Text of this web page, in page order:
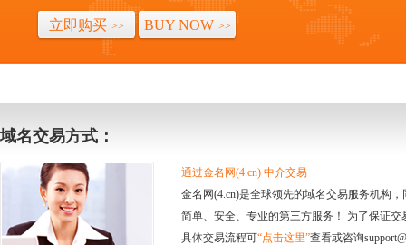
立即购买 >> BUY NOW >>
域名交易方式：
通过金名网(4.cn) 中介交易
金名网(4.cn)是全球领先的域名交易服务机构
简单、安全、专业的第三方服务！ 为了保证
具体交易流程可“点击这里”查看或咨询